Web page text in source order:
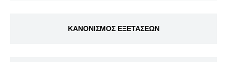
ΚΑΝΟΝΙΣΜΟΣ ΕΞΕΤΑΣΕΩΝ